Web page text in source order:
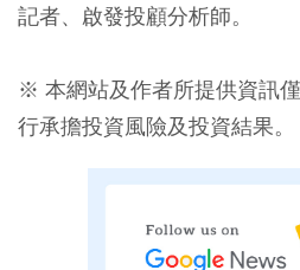
記者、啟發投顧分析師。
※ 本網站及作者所提供資訊
行承擔投資風險及投資結果。